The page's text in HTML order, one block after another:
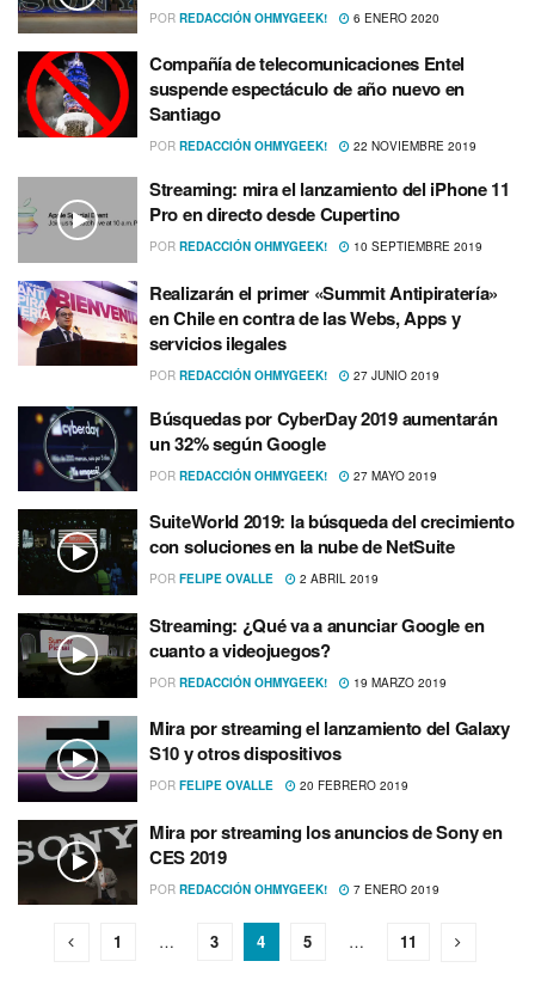
POR REDACCIÓN OHMYGEEK! 6 ENERO 2020
Compañí­a de telecomunicaciones Entel
suspende espectáculo de año nuevo en
Santiago
POR REDACCIÓN OHMYGEEK! 22 NOVIEMBRE 2019
Streaming: mira el lanzamiento del iPhone 11
Pro en directo desde Cupertino
POR REDACCIÓN OHMYGEEK! 10 SEPTIEMBRE 2019
Realizarán el primer «Summit Antipiraterí­a»
en Chile en contra de las Webs, Apps y
servicios ilegales
POR REDACCIÓN OHMYGEEK! 27 JUNIO 2019
Búsquedas por CyberDay 2019 aumentarán
un 32% según Google
POR REDACCIÓN OHMYGEEK! 27 MAYO 2019
SuiteWorld 2019: la búsqueda del crecimiento
con soluciones en la nube de NetSuite
POR FELIPE OVALLE 2 ABRIL 2019
Streaming: ¿Qué va a anunciar Google en
cuanto a videojuegos?
POR REDACCIÓN OHMYGEEK! 19 MARZO 2019
Mira por streaming el lanzamiento del Galaxy
S10 y otros dispositivos
POR FELIPE OVALLE 20 FEBRERO 2019
Mira por streaming los anuncios de Sony en
CES 2019
POR REDACCIÓN OHMYGEEK! 7 ENERO 2019
1 … 3 4 5 … 11